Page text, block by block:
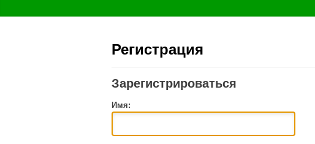
Регистрация
Зарегистрироваться
Имя: